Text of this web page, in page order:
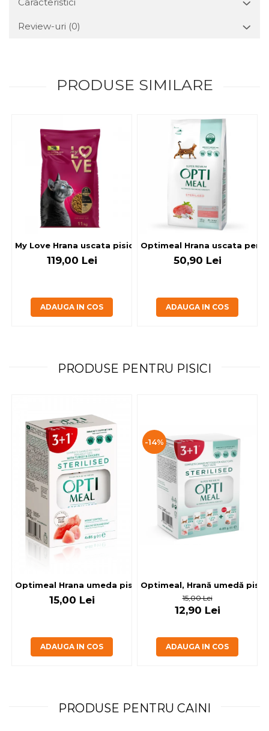
Review-uri (0)
PRODUSE SIMILARE
My Love Hrana uscata pisici adulte cu pui, vita si legume,
119,00 Lei
ADAUGA IN COS
Optimeal Hrana uscata
50,90 Lei
ADAUGA IN COS
PRODUSE PENTRU PISICI
Optimeal Hrana umeda pisici
15,00 Lei
ADAUGA IN COS
-14%
Optimeal, Hrană umedă
15,00 Lei
12,90 Lei
ADAUGA IN COS
PRODUSE PENTRU CAINI